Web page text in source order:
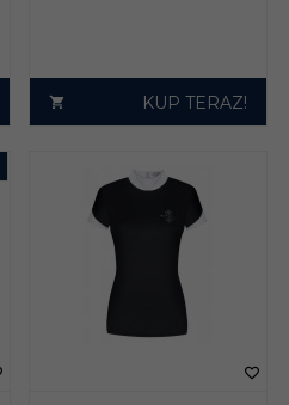
KUP TERAZ!